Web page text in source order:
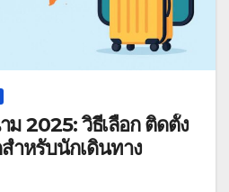
ม 2025: วิธีเลือก ติดตั้ง
ำหรับนักเดินทาง